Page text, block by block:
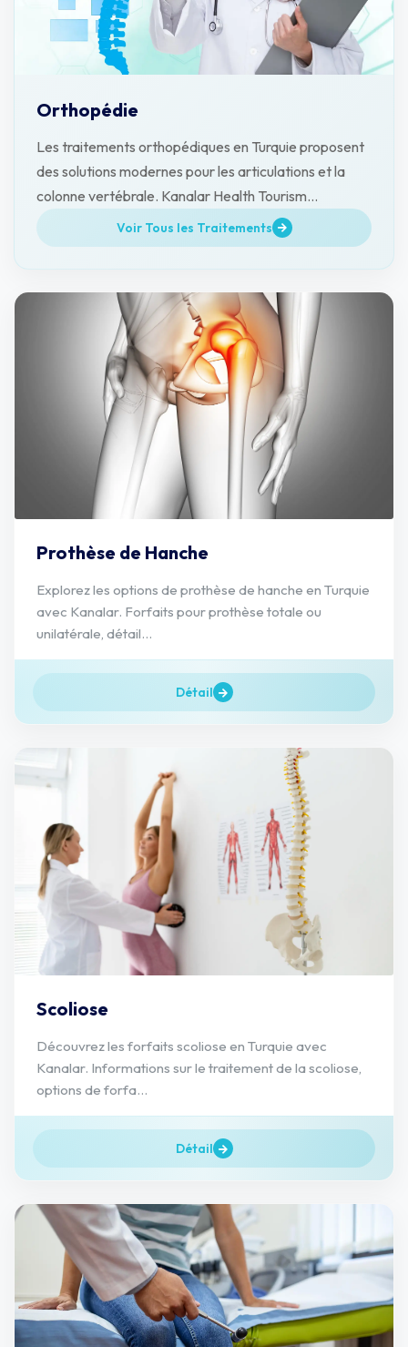
Orthopédie
Les traitements orthopédiques en Turquie proposent
des solutions modernes pour les articulations et la
colonne vertébrale. Kanalar Health Tourism
accompagne les patients.Voir Tous les Traitements
Prothèse de Hanche
Explorez les options de prothèse de hanche en Turquie
avec Kanalar. Forfaits pour prothèse totale ou
unilatérale, détail...
Détail
Scoliose
Découvrez les forfaits scoliose en Turquie avec
Kanalar. Informations sur le traitement de la scoliose,
options de forfa...
Détail